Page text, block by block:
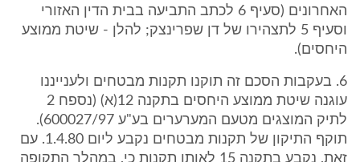
האחרונים (סעיף 6 לכתב התביעה בבית הדין האזורי
וסעיף 5 לתצהירו של דן שפרינצק; להלן - שיטת ממוצע
היחסים).
6. בעקבות הסכם זה תוקנו תקנות מבטחים ולענייננו
עוגנה שיטת ממוצע היחסים בתקנה 12(א) (נספח 2
לתיק המוצגים מטעם המערערים בע"ע 600027/97).
תוקף התיקון של תקנות מבטחים נקבע ליום 1.4.80. עם
זאת, נקבע בתקנה 15 לאותן תקנות כי, במהלך התקופה